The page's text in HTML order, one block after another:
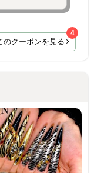
のクーポンを見る
4